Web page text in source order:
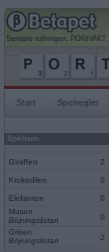
Senaste rullningen,
Start Spelregler
Spelrum
Giraffen 2
Krokodilen 0
Elefanten
0
Musen
Böjningslistan
0
Grisen
Böjningslistan
2